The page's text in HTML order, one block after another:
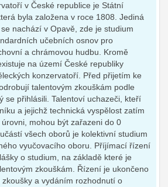
v České republice je Státní
byla založena v roce 1808. Jediná
nachází v Opavě, zde je studium
učebních osnov pro
a chrámovou hudbu. Kromě
na území České republiky
konzervatoří. Před přijetím ke
talentovým zkouškám podle
se přihlásili. Talentoví uchazeči, kteří
a jejichž technická vyspělost zatím
mohou být zařazeni do 0
všech oborů je kolektivní studium
vyučovacího oboru. Příjímací řízení
o studium, na základě které je
zkouškám. Řízení je ukončeno
a vydáním rozhodnutí o